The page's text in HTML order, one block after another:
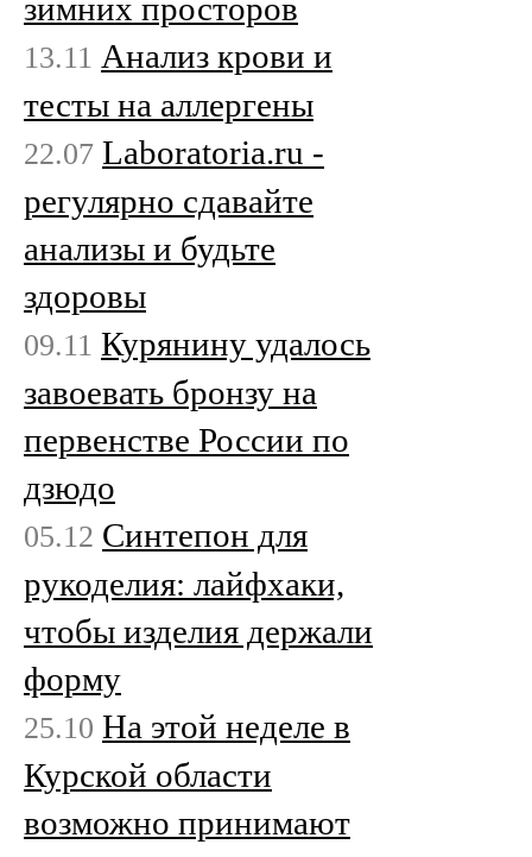
зимних просторов
13.11 Анализ крови и
тесты на аллергены
22.07 Laboratoria.ru -
регулярно сдавайте
анализы и будьте
здоровы
09.11 Курянину удалось
завоевать бронзу на
первенстве России по
дзюдо
05.12 Синтепон для
рукоделия: лайфхаки,
чтобы изделия держали
форму
25.10 На этой неделе в
Курской области
возможно принимают